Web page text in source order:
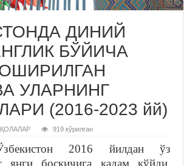
ДИНИЙ
БЎЙИЧА
УЛАРНИНГ
(2016-2023 йй)
919 кўрилган
2016 йилдан ўз
янги босқичига қадам қўйди.